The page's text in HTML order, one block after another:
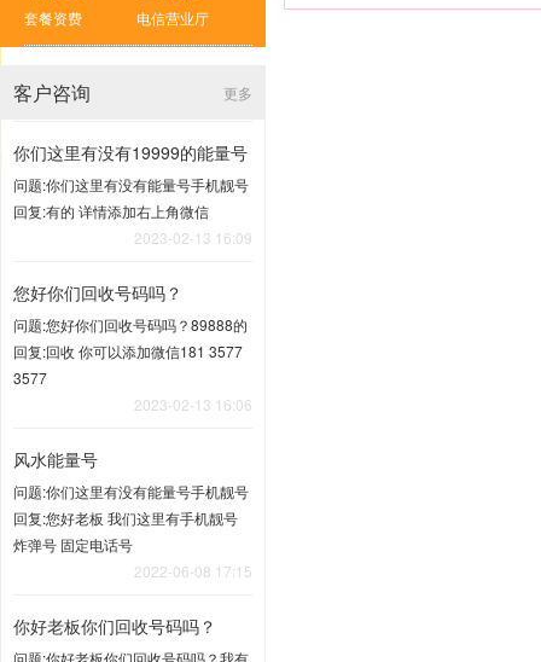
套餐资费
电信营业厅
更多
客户咨询
你们这里有没有19999的能量号
问题:你们这里有没有能量号手机靓号
回复:有的 详情添加右上角微信
2023-02-13 16:09
您好你们回收号码吗？
问题:您好你们回收号码吗？89888的
回复:回收 你可以添加微信181 3577
3577
2023-02-13 16:06
风水能量号
问题:你们这里有没有能量号手机靓号
回复:您好老板 我们这里有手机靓号
炸弹号 固定电话号
2022-06-08 17:15
你好老板你们回收号码吗？
问题:你好老板你们回收号码吗？我有